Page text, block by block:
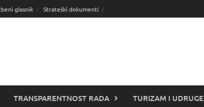
glasnik Strateški dokumenti
TRANSPARENTNOST RADA TURIZAM I UDRUGE